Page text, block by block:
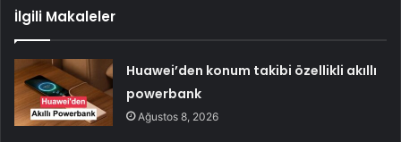
İlgili Makaleler
Huawei’den konum takibi özellikli akıllı
powerbank
Ağustos 8, 2026